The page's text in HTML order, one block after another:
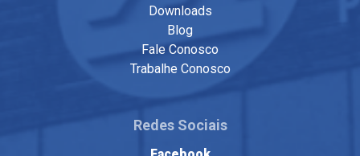
Downloads
Blog
Fale Conosco
Trabalhe Conosco
Redes Sociais